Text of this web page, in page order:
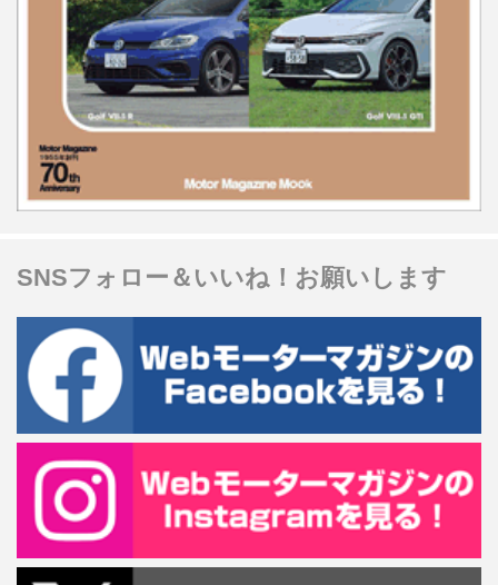
SNSフォロー＆いいね！お願いします